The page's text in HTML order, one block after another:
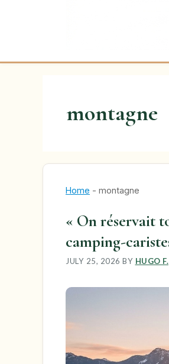
montagne
Home - montagne
« On réservait
camping-
JULY 25, 2026 BY HUGO F.